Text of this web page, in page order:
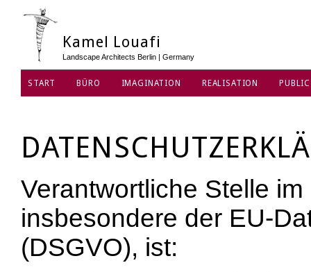
Kamel Louafi
Landscape Architects Berlin | Germany
START BÜRO IMAGINATION REALISATION
Verantwortliche Stelle
insbesondere der EU-
(DSGVO), ist: